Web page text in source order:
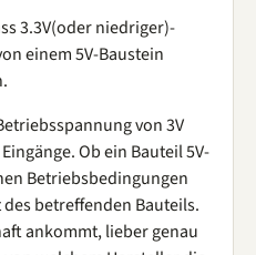
3.3V(oder niedriger)-
einem 5V-Baustein
von 3V
Ob ein Bauteil 5V-
Betriebsbedingungen
betreffenden Bauteils.
ankommt, lieber genau